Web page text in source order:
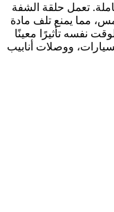
تعمل حلقة الشفة
مما يمنع تلف مادة
نفسه تأثيرًا معينًا
ووصلات أنابيب